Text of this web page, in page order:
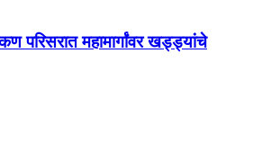
परिसरात महामार्गांवर खड्ड्यांचे